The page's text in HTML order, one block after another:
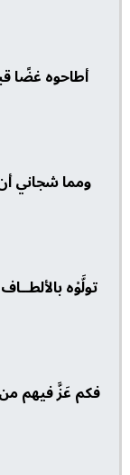
أطاحوه غضًا
ومما شجاني
تولَّوْه
فكم عَزَّ فيهم